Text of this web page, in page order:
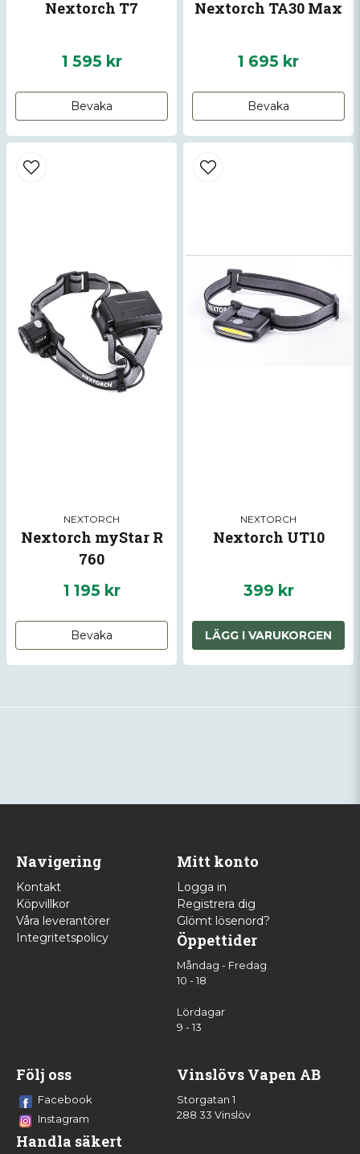
Nextorch T7
1 595 kr
Bevaka
Nextorch TA30 Max
1 695 kr
Bevaka
NEXTORCH
Nextorch myStar R
760
1 195 kr
Bevaka
NEXTORCH
Nextorch UT10
399 kr
LÄGG I VARUKORGEN
Navigering
Kontakt
Köpvillkor
Våra leverantörer
Integritetspolicy
Mitt konto
Logga in
Registrera dig
Glömt lösenord?
Öppettider
Måndag - Fredag
10 - 18
Lördagar
9 - 13
Följ oss
Facebook
Instagram
Handla säkert
Vinslövs Vapen AB
Storgatan 1
288 33 Vinslöv